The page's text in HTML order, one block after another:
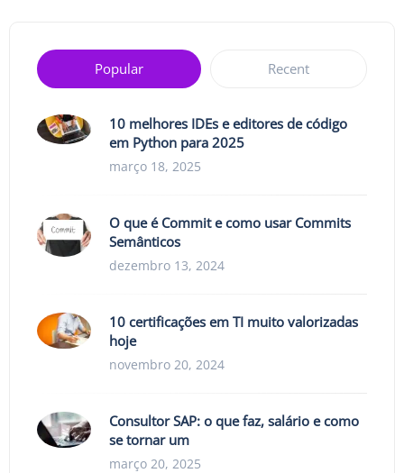
Popular Recent
10 melhores IDEs e editores de código
em Python para 2025
março 18, 2025
O que é Commit e como usar Commits
Semânticos
dezembro 13, 2024
10 certificações em TI muito valorizadas
hoje
novembro 20, 2024
Consultor SAP: o que faz, salário e como
se tornar um
março 20, 2025